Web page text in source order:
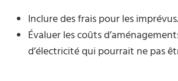
Inclure des frais pour les imprévus.
Évaluer les coûts
d’électricité qui pourrait ne pas